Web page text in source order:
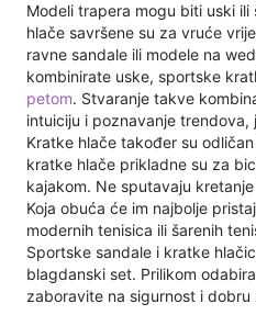
Modeli trapera mogu biti uski
hlače savršene su za vruće
ravne sandale ili modele na
kombinirate uske, sportske
petom. Stvaranje takve
intuiciju i poznavanje
Kratke hlače također su
kratke hlače prikladne su za
kajakom. Ne sputavaju
Koja obuća će im najbolje
modernih tenisica ili šarenih
Sportske sandale i kratke
blagdanski set. Prilikom
zaboravite na sigurnost i dobru